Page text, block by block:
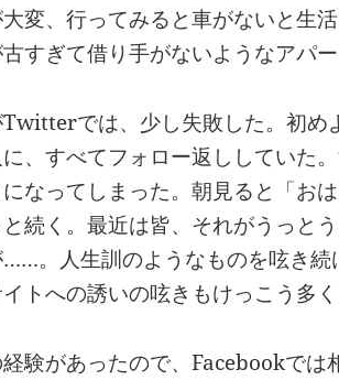
変、行ってみると車がないと生
すぎて借り手がないようなアパ
では、少し失敗した。初め
、すべてフォロー返ししていた
なってしまった。朝見ると「お
続く。最近は皆、それがうっと
。人生訓のようなものを呟き
イトへの誘いの呟きもけっこう多
験があったので、Facebookで